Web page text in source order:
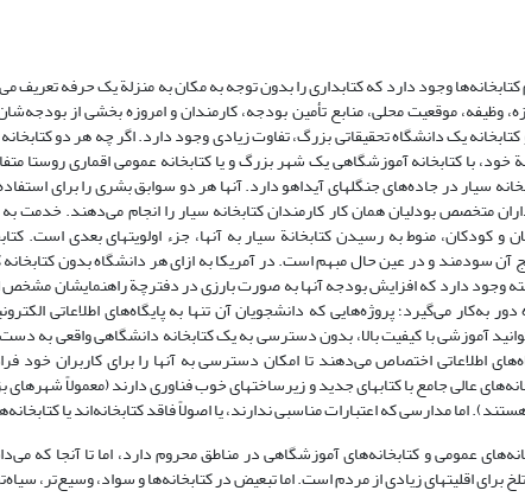
کتابخانه‌ها وجود دارد که کتابداری را بدون توجه به مکان به منزلة یک حرفه
وظیفه، موقعیت محلی، منابع تأمین بودجه، کارمندان و امروزه بخشی از
یک دانشگاه تحقیقاتی بزرگ، تفاوت زیادی وجود دارد. اگر چه هر دو
خود، با کتابخانه آموزشگاهی یک شهر بزرگ و یا کتابخانه عمومی اقماری روستا
سیار در جاده‌های جنگلهای آیداهو دارد. آنها هر دو سوابق بشری را برای
متخصص بودلیان همان کار کارمندان کتابخانه سیار را انجام می‌دهند. خدمت
و کودکان، منوط به رسیدن کتابخانة سیار به آنها، جزء اولویتهای بعدی است.
آن سودمند و در عین حال مبهم است. در آمریکا به ازای هر دانشگاه بدون
وجود دارد که افزایش بودجه‌ آنها به صورت بارزی در دفترچة راهنمایشان
به‌کار می‌گیرد؛ پروژه‌هایی که دانشجویان آن تنها به پایگاه‌های اطلاعاتی
آموزشی با کیفیت بالا، بدون دسترسی به یک کتابخانه دانشگاهی واقعی به
اطلاعاتی اختصاص می‌دهند تا امکان دسترسی به آنها را برای کاربران‌ خود
عالی جامع با کتابهای جدید و زیرساختهای خوب فناوری دارند (معمولاً
اما مدارسی که اعتبارات مناسبی ندارند، یا اصولاً فاقد کتابخانه‌اند یا
عمومی و کتابخانه‌های آموزشگاهی در مناطق محروم دارد، اما تا آنجا که
برای اقلیتهای زیادی از مردم است. اما تبعیض در کتابخانه‌ها و سواد، وسیع‌تر،